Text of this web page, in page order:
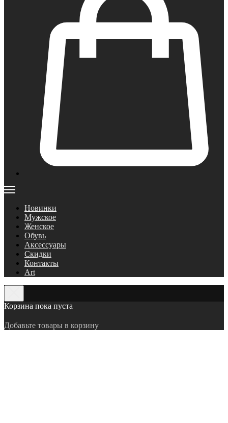
Новинки
Мужское
Женское
Обувь
Аксессуары
Скидки
Контакты
Art
Корзина пока пуста
Добавьте товары в корзину